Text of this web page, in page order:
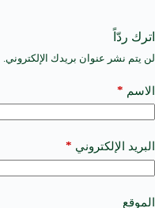
اترك ردّاً
لن يتم نشر عنوان بريدك الإلكتروني.
الاسم *
البريد الإلكتروني *
الموقع
A
t
e
a
t
i
e